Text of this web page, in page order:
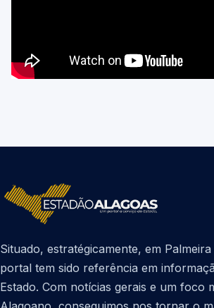
Situado, estratégicamente, em
portal tem sido referência em
Estado. Com notícias gerais e um foco